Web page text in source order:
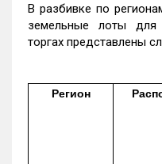
В разбивке по
земельные лоты для
торгах представлены
Регион